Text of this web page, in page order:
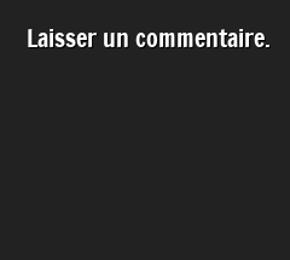
Laisser un commentaire.